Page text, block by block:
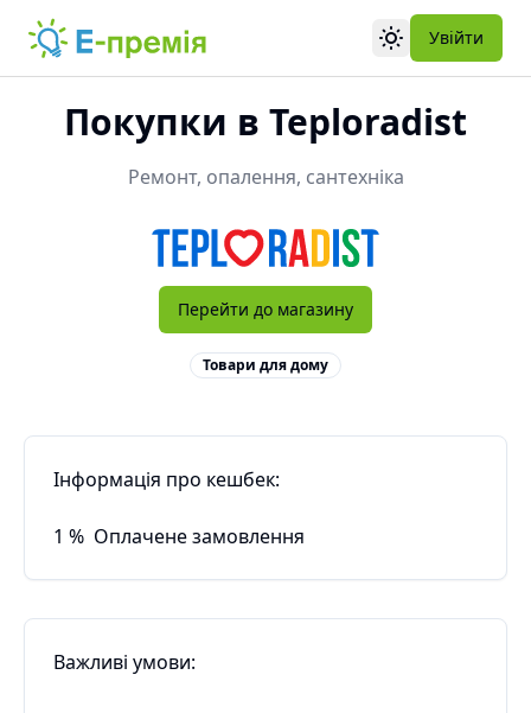
Toggle theme
Увійти
Покупки в Teploradist
Ремонт, опалення, сантехніка
Перейти до магазину
Товари для дому
Інформація про кешбек:
1 % Оплачене замовлення
Важливі умови: